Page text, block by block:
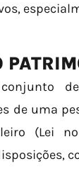
de uma
(Lei nº